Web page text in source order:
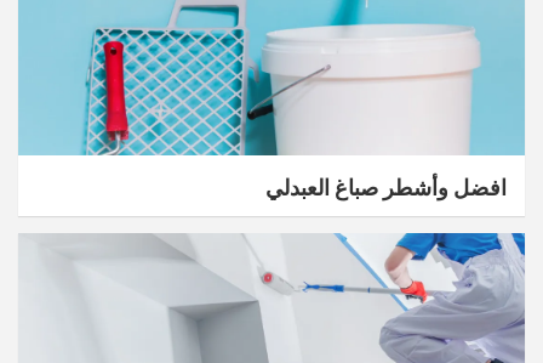
افضل وأشطر صباغ العبدلي